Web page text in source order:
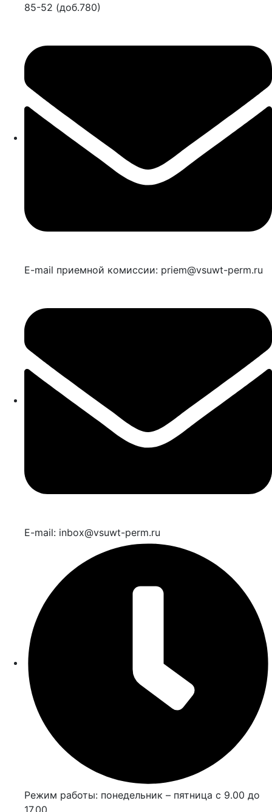
85-52 (доб.780)
E-mail приемной комиссии: priem@vsuwt-perm.ru
E-mail: inbox@vsuwt-perm.ru
Режим работы: понедельник – пятница с 9.00 до
17.00